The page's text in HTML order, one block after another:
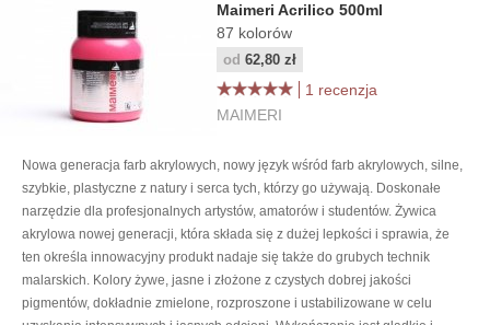
Maimeri Acrilico 500ml
87 kolorów
od 62,80 zł
1 recenzja
MAIMERI
Nowa generacja farb akrylowych, nowy język wśród farb akrylowych, silne,
szybkie, plastyczne z natury i serca tych, którzy go używają. Doskonałe
narzędzie dla profesjonalnych artystów, amatorów i studentów. Żywica
akrylowa nowej generacji, która składa się z dużej lepkości i sprawia, że
ten określa innowacyjny produkt nadaje się także do grubych technik
malarskich. Kolory żywe, jasne i złożone z czystych dobrej jakości
pigmentów, dokładnie zmielone, rozproszone i ustabilizowane w celu